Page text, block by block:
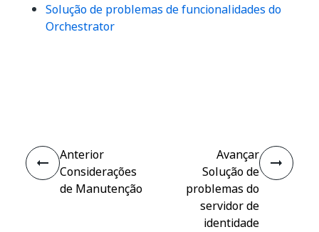
Solução de problemas de funcionalidades do
Orchestrator
Anterior
Considerações
de Manutenção
Avançar
Solução de
problemas do
servidor de
identidade